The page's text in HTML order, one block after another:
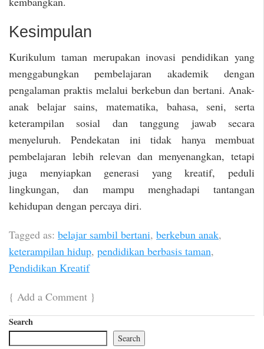
Kesimpulan
Kurikulum taman merupakan inovasi pendidikan yang
menggabungkan pembelajaran akademik dengan
pengalaman praktis melalui berkebun dan bertani. Anak-
anak belajar sains, matematika, bahasa, seni, serta
keterampilan sosial dan tanggung jawab secara
menyeluruh. Pendekatan ini tidak hanya membuat
pembelajaran lebih relevan dan menyenangkan, tetapi
juga menyiapkan generasi yang kreatif, peduli
lingkungan, dan mampu menghadapi tantangan
kehidupan dengan percaya diri.
Tagged as: belajar sambil bertani, berkebun anak,
keterampilan hidup, pendidikan berbasis taman,
Pendidikan Kreatif
{ Add a Comment }
Search
Search